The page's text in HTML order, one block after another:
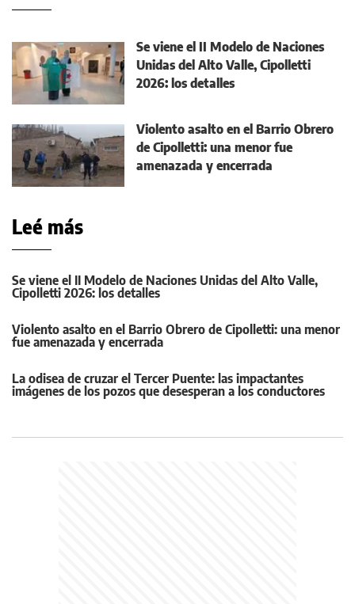
Se viene el II Modelo de Naciones
Unidas del Alto Valle, Cipolletti
2026: los detalles
Violento asalto en el Barrio Obrero
de Cipolletti: una menor fue
amenazada y encerrada
Leé más
Se viene el II Modelo de Naciones Unidas del Alto Valle,
Cipolletti 2026: los detalles
Violento asalto en el Barrio Obrero de Cipolletti: una menor
fue amenazada y encerrada
La odisea de cruzar el Tercer Puente: las impactantes
imágenes de los pozos que desesperan a los conductores